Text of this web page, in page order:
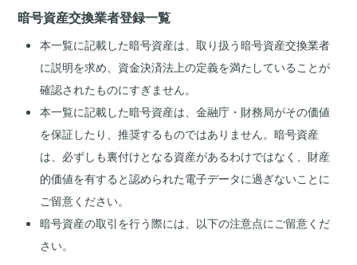
暗号資産交換業者登録一覧
本一覧に記載した暗号資産は、取り扱う暗号資産交換業者
に説明を求め、資金決済法上の定義を満たしていることが
確認されたものにすぎません。
本一覧に記載した暗号資産は、金融庁・財務局がその価値
を保証したり、推奨するものではありません。暗号資産
は、必ずしも裏付けとなる資産があるわけではなく、財産
的価値を有すると認められた電子データに過ぎないことに
ご留意ください。
暗号資産の取引を行う際には、以下の注意点にご留意くだ
さい。